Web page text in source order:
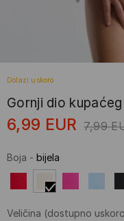
Dolazi uskoro
Gornji dio
6,99 EUR 7,99
Boja - bijela
Veličina (dostupno